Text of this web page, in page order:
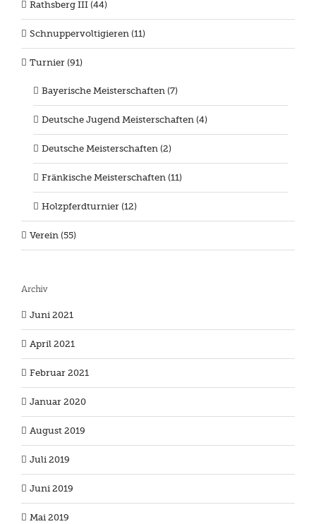
Rathsberg III (44)
Schnuppervoltigieren (11)
Turnier (91)
Bayerische Meisterschaften (7)
Deutsche Jugend Meisterschaften (4)
Deutsche Meisterschaften (2)
Fränkische Meisterschaften (11)
Holzpferdturnier (12)
Verein (55)
Archiv
Juni 2021
April 2021
Februar 2021
Januar 2020
August 2019
Juli 2019
Juni 2019
Mai 2019